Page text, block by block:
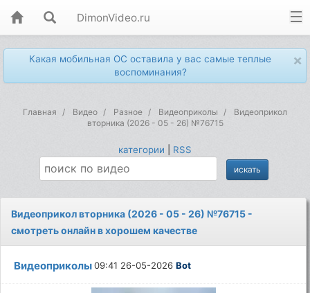
DimonVideo.ru
×
Какая мобильная ОС оставила у вас самые теплые
воспоминания?
Главная Видео Разное Видеоприколы
Видеоприкол
вторника (2026 - 05 - 26) №76715
категории RSS
Видеоприкол вторника (2026 - 05 - 26) №76715 -
смотреть онлайн в хорошем качестве
Видеоприколы09:41 26-05-2026Bot